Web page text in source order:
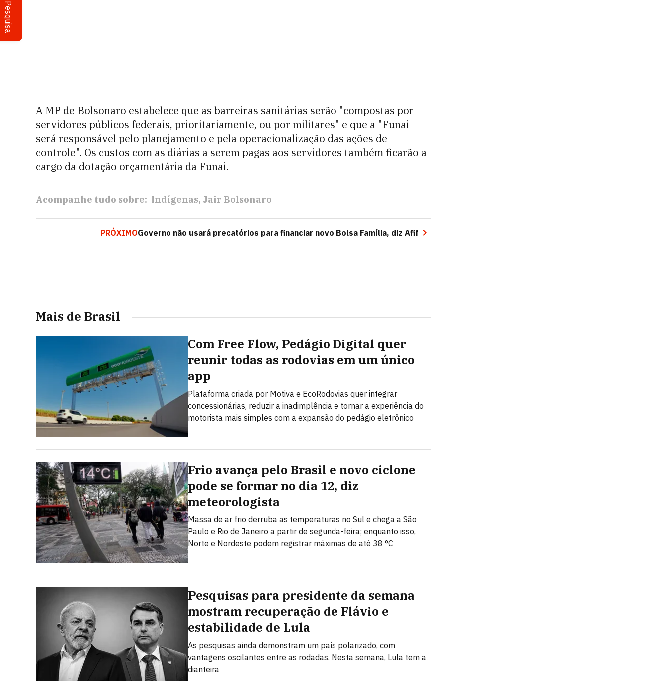
Pesquisa
A MP de Bolsonaro estabelece que as barreiras sanitárias serão "compostas por
servidores públicos federais, prioritariamente, ou por militares" e que a "Funai
será responsável pelo planejamento e pela operacionalização das ações de
controle". Os custos com as diárias a serem pagas aos servidores também ficarão a
cargo da dotação orçamentária da Funai.
Acompanhe tudo sobre: Indígenas Jair Bolsonaro
PRÓXIMOGoverno não usará precatórios para financiar novo Bolsa Família, diz Afif
Mais de Brasil
Com Free Flow, Pedágio Digital quer
reunir todas as rodovias em um único
app
Plataforma criada por Motiva e EcoRodovias quer integrar
concessionárias, reduzir a inadimplência e tornar a experiência do
motorista mais simples com a expansão do pedágio eletrônico
Frio avança pelo Brasil e novo ciclone
pode se formar no dia 12, diz
meteorologista
Massa de ar frio derruba as temperaturas no Sul e chega a São
Paulo e Rio de Janeiro a partir de segunda-feira; enquanto isso,
Norte e Nordeste podem registrar máximas de até 38 °C
Pesquisas para presidente da semana
mostram recuperação de Flávio e
estabilidade de Lula
As pesquisas ainda demonstram um país polarizado, com
vantagens oscilantes entre as rodadas. Nesta semana, Lula tem a
dianteira